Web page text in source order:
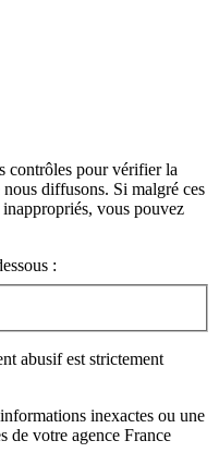
contrôles pour vérifier la
diffusons. Si malgré ces
vous pouvez
:
abusif est strictement
informations inexactes ou une
de votre agence France